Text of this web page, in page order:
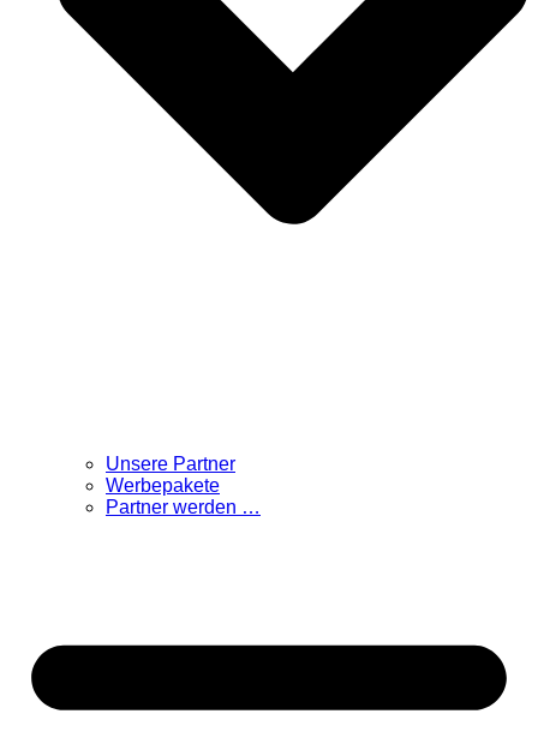
Unsere Partner
Werbepakete
Partner werden …